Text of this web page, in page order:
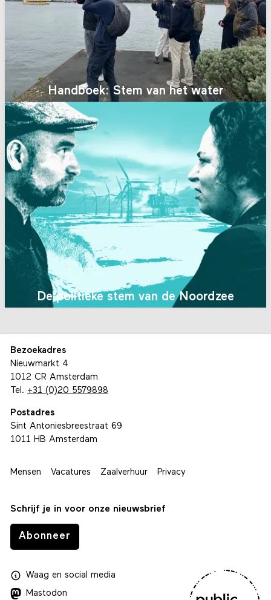
Handboek: Stem van het water
De politieke stem van de Noordzee
Bezoekadres
Nieuwmarkt 4
1012 CR Amsterdam
Tel. +31 (0)20 5579898
Postadres
Sint Antoniesbreestraat 69
1011 HB Amsterdam
Mensen Vacatures Zaalverhuur Privacy
Schrijf je in voor onze nieuwsbrief
Abonneer
Waagen social media
Mastodon